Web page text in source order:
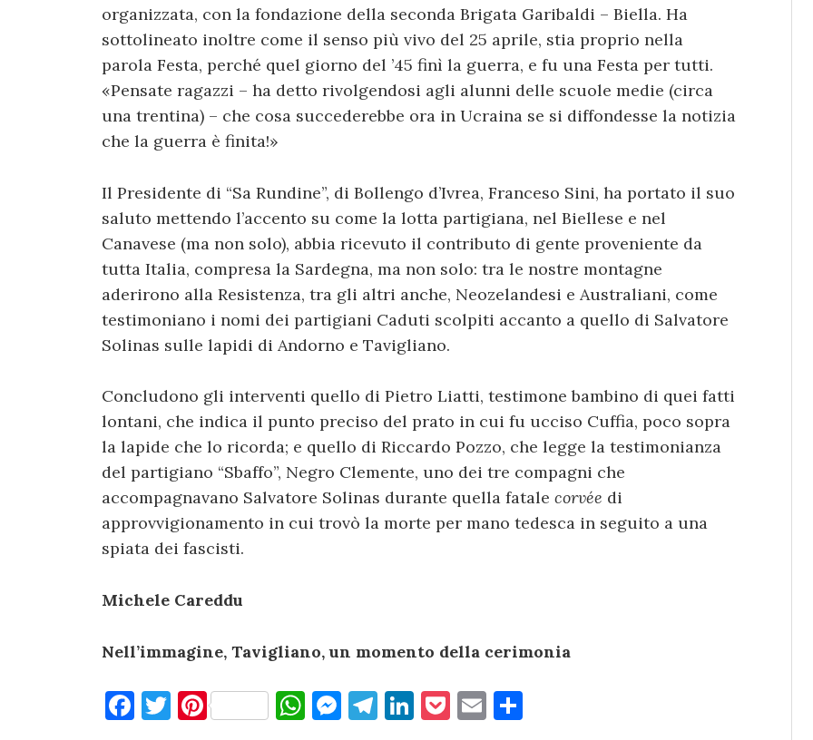
organizzata, con la fondazione della seconda Brigata Garibaldi – Biella. Ha
sottolineato inoltre come il senso più vivo del 25 aprile, stia proprio nella
parola Festa, perché quel giorno del ’45 finì la guerra, e fu una Festa per tutti.
«Pensate ragazzi – ha detto rivolgendosi agli alunni delle scuole medie (circa
una trentina) – che cosa succederebbe ora in Ucraina se si diffondesse la notizia
che la guerra è finita!»
Il Presidente di “Sa Rundine”, di Bollengo d’Ivrea, Franceso Sini, ha portato il suo
saluto mettendo l’accento su come la lotta partigiana, nel Biellese e nel
Canavese (ma non solo), abbia ricevuto il contributo di gente proveniente da
tutta Italia, compresa la Sardegna, ma non solo: tra le nostre montagne
aderirono alla Resistenza, tra gli altri anche, Neozelandesi e Australiani, come
testimoniano i nomi dei partigiani Caduti scolpiti accanto a quello di Salvatore
Solinas sulle lapidi di Andorno e Tavigliano.
Concludono gli interventi quello di Pietro Liatti, testimone bambino di quei fatti
lontani, che indica il punto preciso del prato in cui fu ucciso Cuffia, poco sopra
la lapide che lo ricorda; e quello di Riccardo Pozzo, che legge la testimonianza
del partigiano “Sbaffo”, Negro Clemente, uno dei tre compagni che
accompagnavano Salvatore Solinas durante quella fatale corvée di
approvvigionamento in cui trovò la morte per mano tedesca in seguito a una
spiata dei fascisti.
Michele Careddu
Nell’immagine, Tavigliano, un momento della cerimonia
F T Pi W M T Li P E